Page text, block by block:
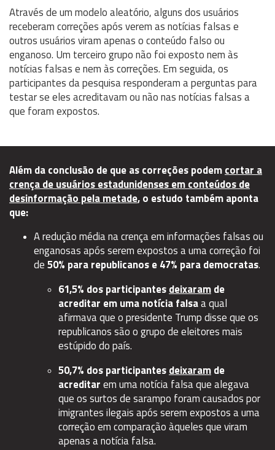
Através de um modelo aleatório, alguns dos usuários
receberam correções após verem as notícias falsas e
outros usuários viram apenas o conteúdo falso ou
enganoso. Um terceiro grupo não foi exposto nem às
notícias falsas e nem às correções. Em seguida, os
participantes da pesquisa responderam a perguntas para
testar se eles acreditavam ou não nas notícias falsas a
que foram expostos.
Além da conclusão de que as correções podemcortar a
crença de usuários estadunidenses em conteúdos de
desinformação pela metade, o estudo também aponta
que:
A redução média na crença em informações falsas ou
enganosas após serem expostos a uma correção foi
de50% para republicanos e 47% para democratas.
61,5% dos participantesdeixaramde
acreditar em uma notícia falsaa qual
afirmava que o presidente Trump disse que os
republicanos são o grupo de eleitores mais
estúpido do país.
50,7% dos participantesdeixaramde
acreditarem uma notícia falsa que alegava
que os surtos de sarampo foram causados por
imigrantes ilegais após serem expostos a uma
correção em comparação àqueles que viram
apenas a notícia falsa.